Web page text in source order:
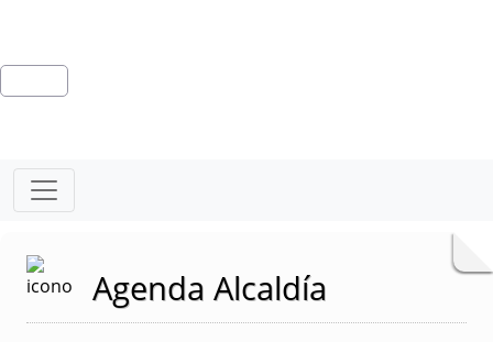
Agenda Alcaldía